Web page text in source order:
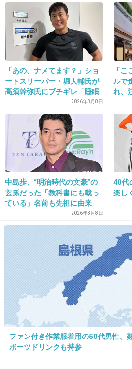
17. 匿名2014/05/31(土) 23:11:25
別に。
2014/05/31(土) 23:11:27
始まったー！
たのしみ♩
19. 匿名2014/05/31(土) 23:11:32
一週間で唯一の楽しみｷﾀｰ
+152
20. 匿名 2014/05/31(土) 23:11:45
黒いエリカ様
楽しみだな～(笑)
「あの、ナメてます？」ショ
ートスリーパー・堀大輔氏が
高須幹弥氏にブチギレ「睡眠
不足の人＝キレやすい」SNS
で物議
2026年8月8日
「
ルで
れ、
ソ
だか
てく
中島歩、“明治時代の文豪”の
玄孫だった「教科書にも載っ
ている」名前も先祖に由来
2026年8月8日
40代
楽し
ファン付き作業服着用の50代男性、
ポーツドリンクも持参